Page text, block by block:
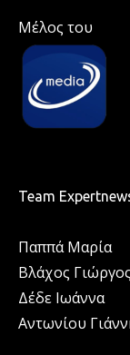
Μέλος του
Team
Παππά Μαρία
Βλάχος Γιώργος
Δέδε Ιωάννα
Αντωνίου